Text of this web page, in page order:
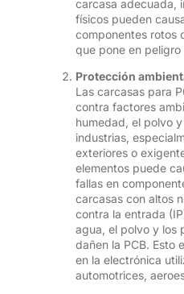
carcasa adecuada,
físicos pueden
componentes rotos
que pone en
Protección
Las carcasas para
contra factores
humedad, el polvo
industrias,
exteriores o
elementos puede
fallas en
carcasas con altos
contra la entrada
agua, el polvo y los
dañen la PCB. Esto
en la electrónica
automotrices,